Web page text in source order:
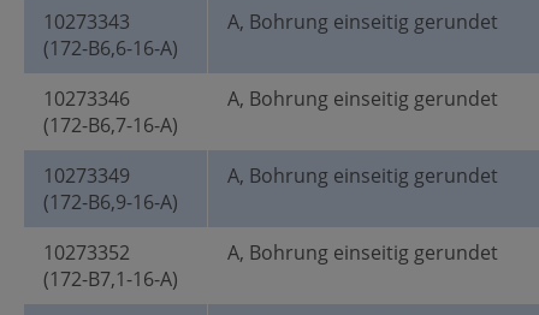
10273343
(172-B6,6-16-A)
A, Bohrung einseitig gerundet
10273346
(172-B6,7-16-A)
A, Bohrung einseitig gerundet
10273349
(172-B6,9-16-A)
A, Bohrung einseitig gerundet
10273352
(172-B7,1-16-A)
A, Bohrung einseitig gerundet